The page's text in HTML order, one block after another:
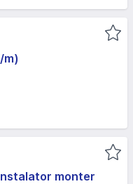
m)
monter